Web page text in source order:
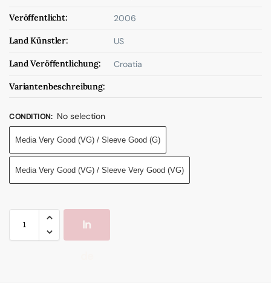
Veröffentlicht: 2006
Land Künstler: US
Land Veröffentlichung: Croatia
Variantenbeschreibung:
CONDITION: No selection
Media Very Good (VG) / Sleeve Good (G)
Media Very Good (VG) / Sleeve Very Good (VG)
In